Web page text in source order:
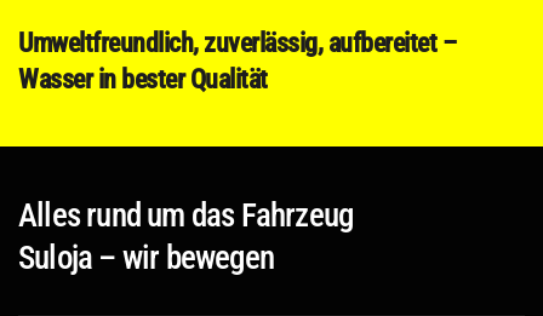
Umweltfreundlich, zuverlässig, aufbereitet –
Wasser in bester Qualität
Alles rund um das Fahrzeug
Suloja – wir bewegen